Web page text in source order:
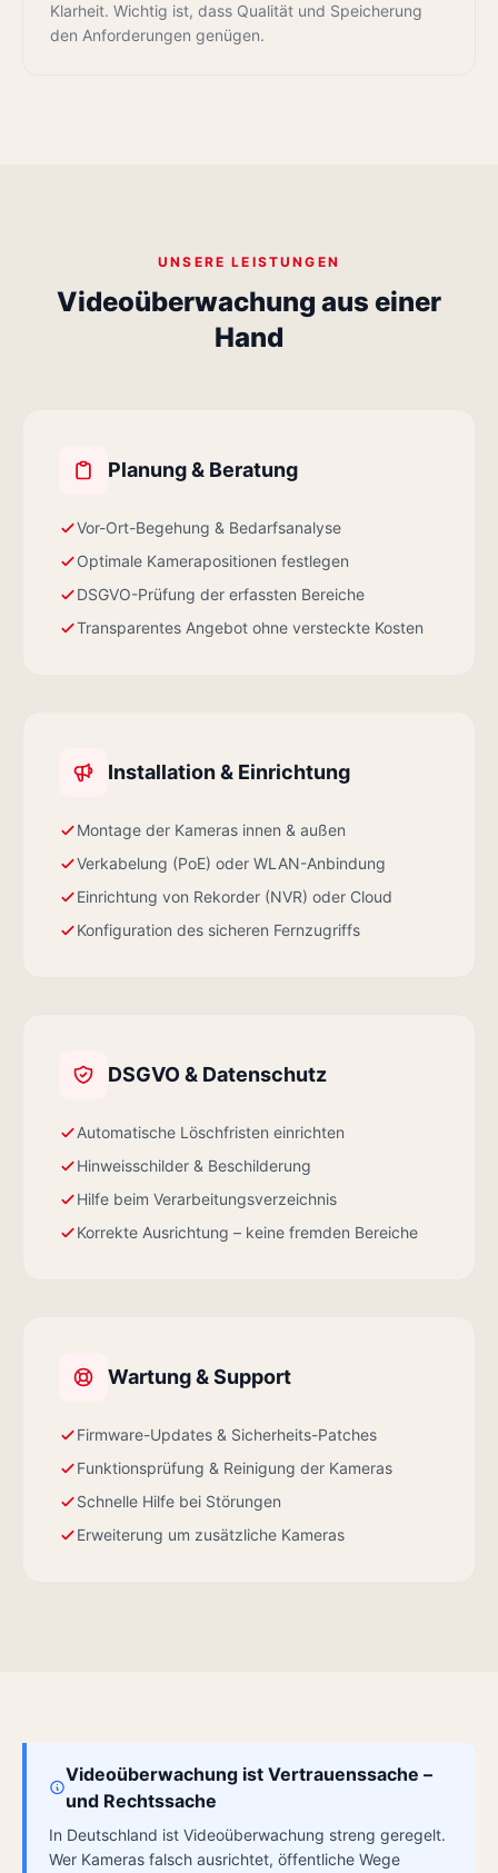
Klarheit. Wichtig ist, dass Qualität und Speicherung
den Anforderungen genügen.
UNSERE LEISTUNGEN
Videoüberwachung aus einer
Hand
Planung & Beratung
Vor-Ort-Begehung & Bedarfsanalyse
Optimale Kamerapositionen festlegen
DSGVO-Prüfung der erfassten Bereiche
Transparentes Angebot ohne versteckte Kosten
Installation & Einrichtung
Montage der Kameras innen & außen
Verkabelung (PoE) oder WLAN-Anbindung
Einrichtung von Rekorder (NVR) oder Cloud
Konfiguration des sicheren Fernzugriffs
DSGVO & Datenschutz
Automatische Löschfristen einrichten
Hinweisschilder & Beschilderung
Hilfe beim Verarbeitungsverzeichnis
Korrekte Ausrichtung – keine fremden Bereiche
Wartung & Support
Firmware-Updates & Sicherheits-Patches
Funktionsprüfung & Reinigung der Kameras
Schnelle Hilfe bei Störungen
Erweiterung um zusätzliche Kameras
Videoüberwachung ist Vertrauenssache –
und Rechtssache
In Deutschland ist Videoüberwachung streng geregelt.
Wer Kameras falsch ausrichtet, öffentliche Wege